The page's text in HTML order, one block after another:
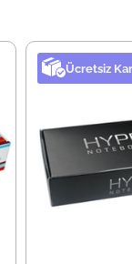
Ücretsiz